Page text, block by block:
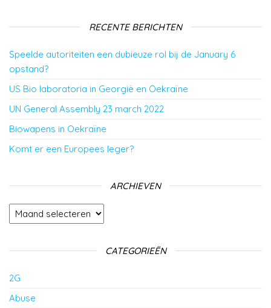
RECENTE BERICHTEN
Speelde autoriteiten een dubieuze rol bij de January 6
opstand?
US Bio laboratoria in Georgië en Oekraïne
UN General Assembly 23 march 2022
Biowapens in Oekraïne
Komt er een Europees leger?
ARCHIEVEN
Archieven
CATEGORIEËN
2G
Abuse